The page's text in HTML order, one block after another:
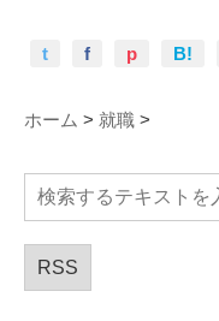
t f p B!
ホーム > 就職 >
RSS